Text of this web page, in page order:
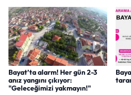
Bayat’ta alarm! Her gün 2-3
anız yangını çıkıyor:
"Geleceğimizi yakmayın!"